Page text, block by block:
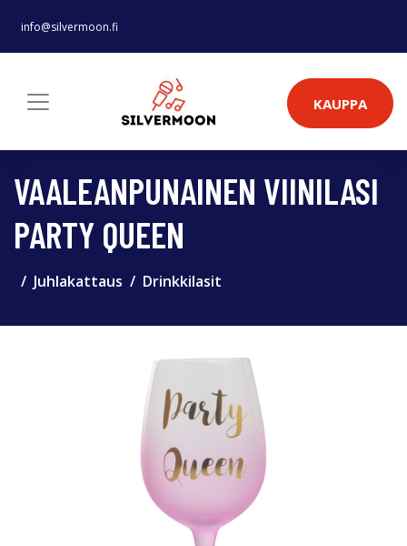
info@silvermoon.fi
KAUPPA
VAALEANPUNAINEN VIINILASI
PARTY QUEEN
Juhlakattaus Drinkkilasit